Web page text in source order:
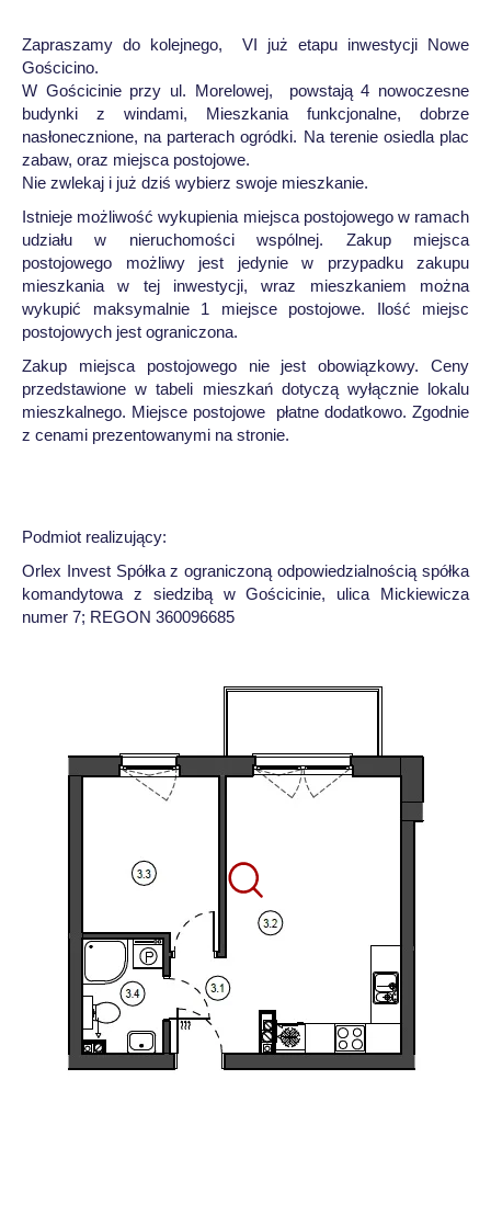
Zapraszamy do kolejnego, VI już etapu inwestycji Nowe
Gościcino.
W Gościcinie przy ul. Morelowej, powstają 4 nowoczesne
budynki z windami, Mieszkania funkcjonalne, dobrze
nasłonecznione, na parterach ogródki. Na terenie osiedla plac
zabaw, oraz miejsca postojowe.
Nie zwlekaj i już dziś wybierz swoje mieszkanie.
Istnieje możliwość wykupienia miejsca postojowego w ramach
udziału w nieruchomości wspólnej. Zakup miejsca
postojowego możliwy jest jedynie w przypadku zakupu
mieszkania w tej inwestycji, wraz mieszkaniem można
wykupić maksymalnie 1 miejsce postojowe. Ilość miejsc
postojowych jest ograniczona.
Zakup miejsca postojowego nie jest obowiązkowy. Ceny
przedstawione w tabeli mieszkań dotyczą wyłącznie lokalu
mieszkalnego. Miejsce postojowe płatne dodatkowo. Zgodnie
z cenami prezentowanymi na stronie.
Podmiot realizujący:
Orlex Invest Spółka z ograniczoną odpowiedzialnością spółka
komandytowa z siedzibą w Gościcinie, ulica Mickiewicza
numer 7; REGON 360096685